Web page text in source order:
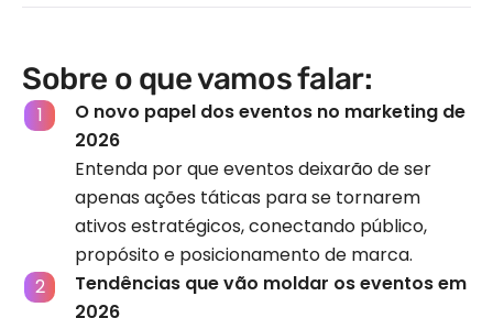
Sobre o que vamos falar:
O novo papel dos eventos no marketing de
2026
Entenda por que eventos deixarão de ser
apenas ações táticas para se tornarem
ativos estratégicos, conectando público,
propósito e posicionamento de marca.
Tendências que vão moldar os eventos em
2026